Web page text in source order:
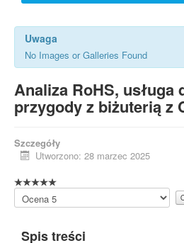
Uwaga
No Images or Galleries Found
Analiza RoHS, usługa
przygody z biżuterią z
Szczegóły
Utworzono: 28 marzec 2025
Proszę,
oceń
Spis treści